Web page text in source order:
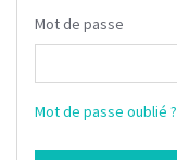
Mot de passe
Mot de passe oublié ?